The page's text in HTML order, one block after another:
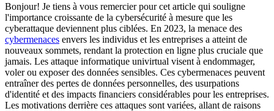
Bonjour! Je tiens à vous remercier pour cet article qui souligne
l'importance croissante de la cybersécurité à mesure que les
cyberattaque deviennent plus ciblées. En 2023, la menace des
cybermenaces envers les individus et les entreprises a atteint de
nouveaux sommets, rendant la protection en ligne plus cruciale que
jamais. Les attaque informatique univirtual visent à endommager,
voler ou exposer des données sensibles. Ces cybermenaces peuvent
entraîner des pertes de données personnelles, des usurpations
d'identité et des impacts financiers considérables pour les entreprises.
Les motivations derrière ces attaques sont variées, allant de raisons